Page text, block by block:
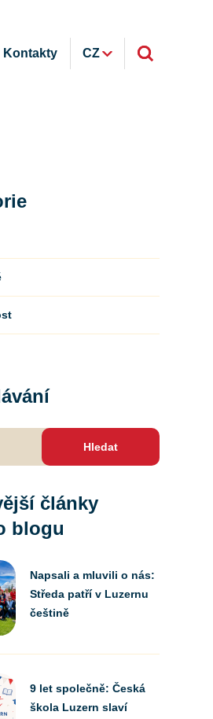
Kontakty CZ
články
blogu
Napsali a mluvili o nás:
Středa patří v Luzernu
češtině
9 let společně: Česká
škola Luzern slaví